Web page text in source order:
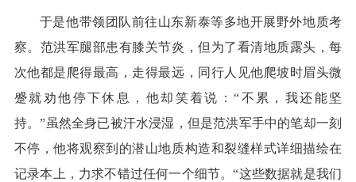
于是他带领团队前往山东新泰等多地开展野外地质考
察。范洪军腿部患有膝关节炎，但为了看清地质露头，每
次他都是爬得最高，走得最远，同行人见他爬坡时眉头微
蹙就劝他停下休息，他却笑着说：“不累，我还能坚
持。”虽然全身已被汗水浸湿，但是范洪军手中的笔却一刻
不停，他将观察到的潜山地质构造和裂缝样式详细描绘在
记录本上，力求不错过任何一个细节。“这些数据就是我们